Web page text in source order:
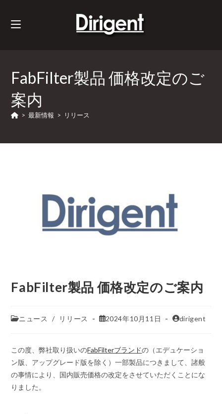
FabFilter製品 価格改定のご
案内
> 最新情報 > リリース
FabFilter製品 価格改定のご案内
ニュース / リリース 2024年10月11日 dirigent
この度、弊社取り扱いのFabFilterブランドの（エデュケーショ
ン版、アップグレード版を除く）一部製品につきまして、諸般
の事情により、国内販売価格の改定をさせていただくことにな
りました。